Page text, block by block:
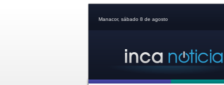
Manacor, sábado 8 de agosto